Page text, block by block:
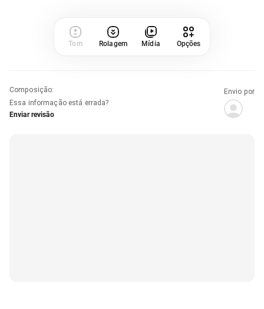
Tom Rolagem Mídia Opções
Composição:
Essa informação está errada?
Enviar revisão
Envio por